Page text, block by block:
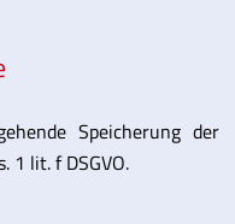
Speicherung der
1 lit. f DSGVO.